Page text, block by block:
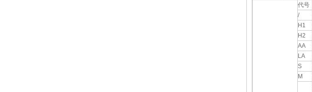
代号
/
H1
H2
AA
LA
S
M